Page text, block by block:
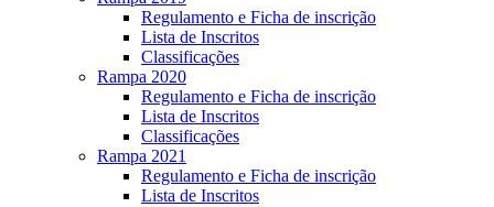
Regulamento e Ficha de inscrição
Lista de Inscritos
Classificações
Rampa 2020
Regulamento e Ficha de inscrição
Lista de Inscritos
Classificações
Rampa 2021
Regulamento e Ficha de inscrição
Lista de Inscritos